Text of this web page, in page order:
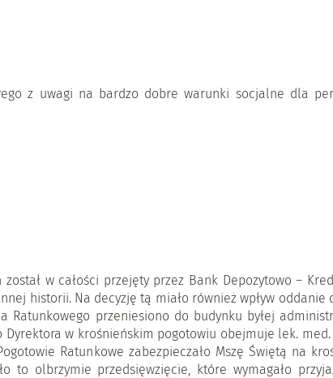
z uwagi na bardzo dobre warunki socjalne dla
w całości przejęty przez Bank Depozytowo –
historii. Na decyzję tą miało również wpływ
Ratunkowego przeniesiono do budynku byłej
w krośnieńskim pogotowiu obejmuje lek.
Ratunkowe zabezpieczało Mszę Świętą na
to olbrzymie przedsięwzięcie, które wymagało